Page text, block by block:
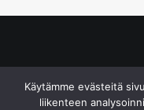
Käytämme evästeitä
liikenteen